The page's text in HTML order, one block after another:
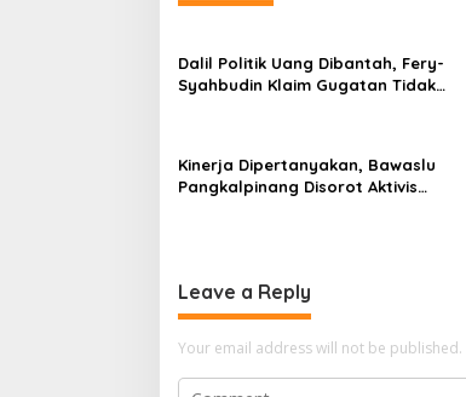
Dalil Politik Uang Dibantah, Fery-
Syahbudin Klaim Gugatan Tidak
Kinerja Dipertanyakan, Bawaslu
Pangkalpinang Disorot Aktivis
Leave a Reply
Your email address will not be published.